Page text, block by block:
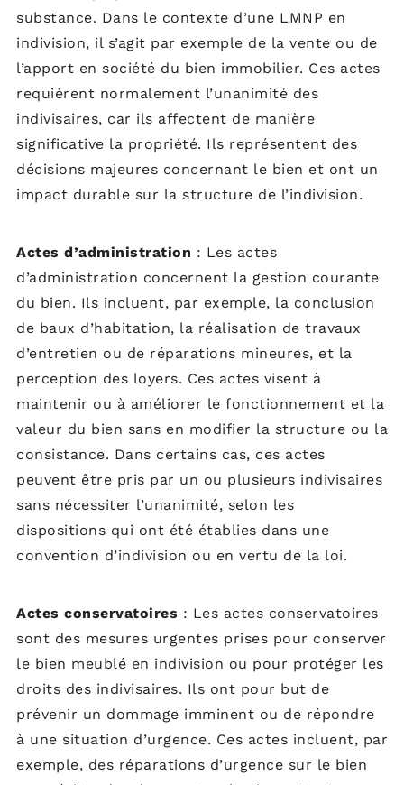
substance. Dans le contexte d’une LMNP en
indivision, il s’agit par exemple de la vente ou de
l’apport en société du bien immobilier. Ces actes
requièrent normalement l’unanimité des
indivisaires, car ils affectent de manière
significative la propriété. Ils représentent des
décisions majeures concernant le bien et ont un
impact durable sur la structure de l’indivision.
Actes d’administration : Les actes
d’administration concernent la gestion courante
du bien. Ils incluent, par exemple, la conclusion
de baux d’habitation, la réalisation de travaux
d’entretien ou de réparations mineures, et la
perception des loyers. Ces actes visent à
maintenir ou à améliorer le fonctionnement et la
valeur du bien sans en modifier la structure ou la
consistance. Dans certains cas, ces actes
peuvent être pris par un ou plusieurs indivisaires
sans nécessiter l’unanimité, selon les
dispositions qui ont été établies dans une
convention d’indivision ou en vertu de la loi.
Actes conservatoires : Les actes conservatoires
sont des mesures urgentes prises pour conserver
le bien meublé en indivision ou pour protéger les
droits des indivisaires. Ils ont pour but de
prévenir un dommage imminent ou de répondre
à une situation d’urgence. Ces actes incluent, par
exemple, des réparations d’urgence sur le bien